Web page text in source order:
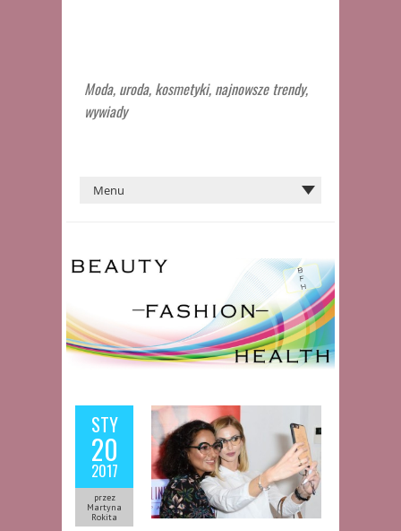
Moda, uroda, kosmetyki, najnowsze trendy,
wywiady
STY
20
2017
przez
Martyna
Rokita